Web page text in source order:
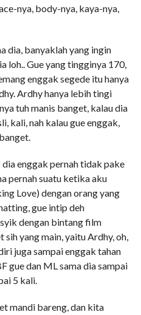
nya, body-nya, kaya-nya,
dia, banyaklah yang ingin
loh.. Gue yang tingginya 170,
enggak segede itu hanya
Ardhy hanya lebih tingi
tuh manis banget, kalau dia
kali, nah kalau gue enggak,
enggak pernah tidak pake
pernah suatu ketika aku
Love) dengan orang yang
gue intip deh
dengan bintang film
yang main, yaitu Ardhy, oh,
juga sampai enggak tahan
gue dan ML sama dia sampai
5 kali.
mandi bareng, dan kita